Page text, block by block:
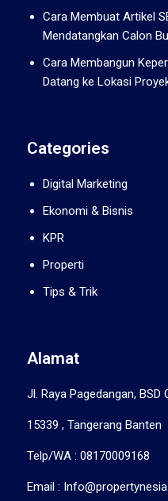
Cara Membuat Artikel
Mendatangkan Calon
Cara Membangun
Datang ke Lokasi
Categories
Digital Marketing
Ekonomi & Bisnis
KPR
Properti
Tips & Trik
Alamat
Jl. Raya Pagedangan, BSD
15339 , Tangerang Banten
Telp/WA : 08170009168
Email :